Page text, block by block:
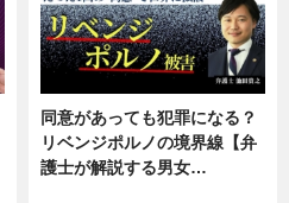
同意があっても犯罪になる？
リベンジポルノの境界線【弁
護士が解説する男女…